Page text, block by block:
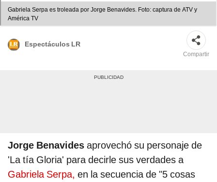
Gabriela Serpa es troleada por Jorge Benavides. Foto: captura de ATV y
América TV
Espectáculos LR
Compartir
Jorge Benavides aprovechó su personaje de
'La tía Gloria' para decirle sus verdades a
Gabriela Serpa, en la secuencia de "5 cosas